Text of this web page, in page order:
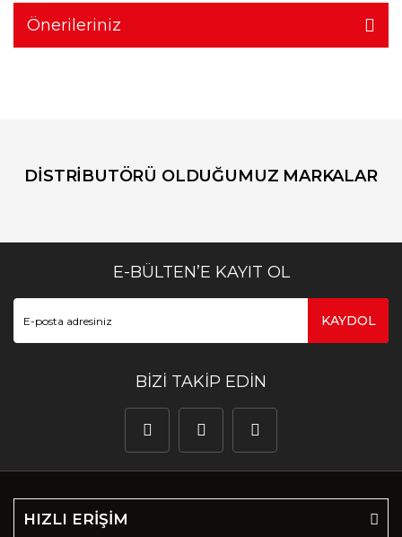
Önerileriniz
DİSTRİBUTÖRÜ OLDUĞUMUZ MARKALAR
E-BÜLTEN’E KAYIT OL
KAYDOL
BİZİ TAKİP EDİN
HIZLI ERİŞİM